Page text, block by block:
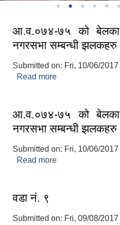
आ.व.०७४-७५ को बेलका
नगरसभा सम्बन्धी झलकहरु
Submitted on: Fri, 10/06/
Read more
आ.व.०७४-७५ को बेलका
नगरसभा सम्बन्धी झलकहरु
Submitted on: Fri, 10/06/
Read more
वडा नं. ९
Submitted on: Fri, 09/08/